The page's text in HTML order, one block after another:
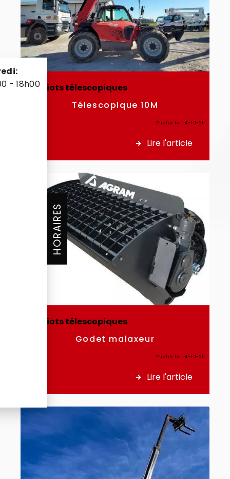
Chariots télescopiques
Télescopique 10M
Publié le 14-10-25
Lire l'article
Chariots télescopiques
Godet malaxeur
Publié le 14-10-25
Lire l'article
HORAIRES
- 18h00